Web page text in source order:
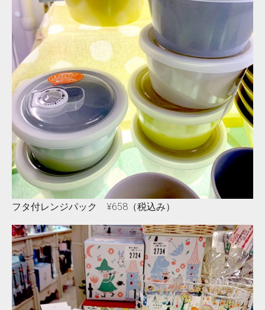
フタ付レンジパック ¥658（税込み）